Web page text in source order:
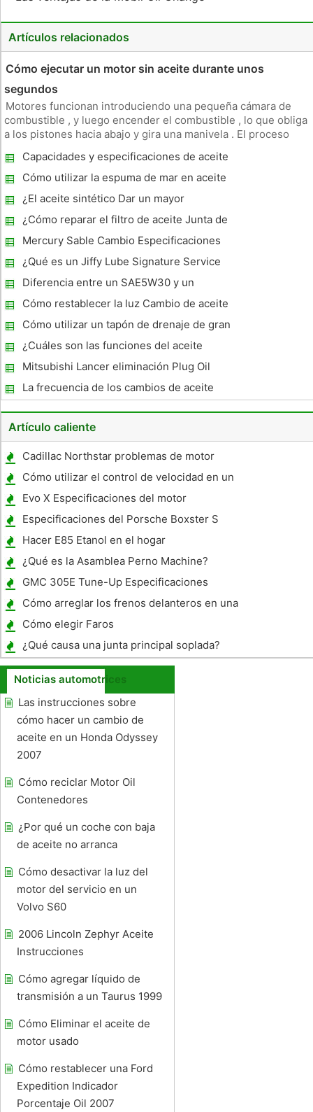
Artículos relacionados
Cómo ejecutar un motor sin aceite durante unos
segundos
Motores funcionan introduciendo una pequeña cámara de
combustible , y luego encender el combustible , lo que obliga
a los pistones hacia abajo y gira una manivela . El proceso
las partes metálicas del motor no urdimbre , doblar o romper .
Capacidades y especificaciones de aceite
de un 1996 Ford F350
Cómo utilizar la espuma de mar en aceite
¿El aceite sintético Dar un mayor
rendimiento ?
¿Cómo reparar el filtro de aceite Junta de
Vivienda en un Mercedes- Benz 400E
Mercury Sable Cambio Especificaciones
Aceite
¿Qué es un Jiffy Lube Signature Service
Cambio de aceite ?
Diferencia entre un SAE5W30 y un
SAE10W30
Cómo restablecer la luz Cambio de aceite
en un Chevy Silverado 2000
Cómo utilizar un tapón de drenaje de gran
tamaño en un camión Ford
¿Cuáles son las funciones del aceite
lubricante?
Mitsubishi Lancer eliminación Plug Oil
La frecuencia de los cambios de aceite
Artículo caliente
Cadillac Northstar problemas de motor
Cómo utilizar el control de velocidad en un
Chevrolet Lumina
Evo X Especificaciones del motor
Especificaciones del Porsche Boxster S
Hacer E85 Etanol en el hogar
¿Qué es la Asamblea Perno Machine?
GMC 305E Tune-Up Especificaciones
Cómo arreglar los frenos delanteros en una
Yamaha ATV
Cómo elegir Faros
¿Qué causa una junta principal soplada?
Noticias automotrices
Las instrucciones sobre
cómo hacer un cambio de
aceite en un Honda Odyssey
2007
Cómo reciclar Motor Oil
Contenedores
¿Por qué un coche con baja
de aceite no arranca
Cómo desactivar la luz del
motor del servicio en un
Volvo S60
2006 Lincoln Zephyr Aceite
Instrucciones
Cómo agregar líquido de
transmisión a un Taurus 1999
Cómo Eliminar el aceite de
motor usado
Cómo restablecer una Ford
Expedition Indicador
Porcentaje Oil 2007